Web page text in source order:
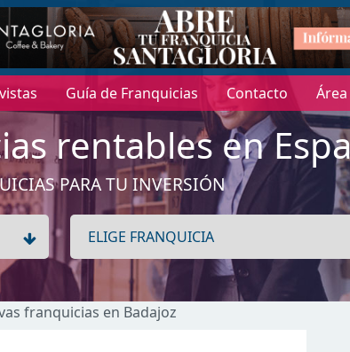
Guía de Franquicias Contacto
rentables en
PARA TU INVERSIÓN
franquicias en Badajoz